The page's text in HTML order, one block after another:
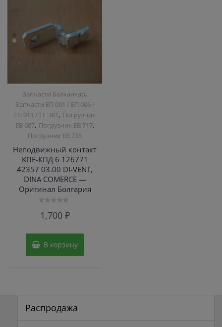
Запчасти Балканкар,
Запчасти ЕП 001 / ЕП 006 /
ЕП 011 / ЕС 301, Погрузчик
ЕВ 687, Погрузчик ЕВ 717,
Погрузчик ЕВ 735
Неподвижный контакт
КПЕ-КПД 6 126771
42357 03.00 DI-VENT,
DINA COMERCE —
Оригинал Болгария
01,700 ₽
В корзину
Распродажа